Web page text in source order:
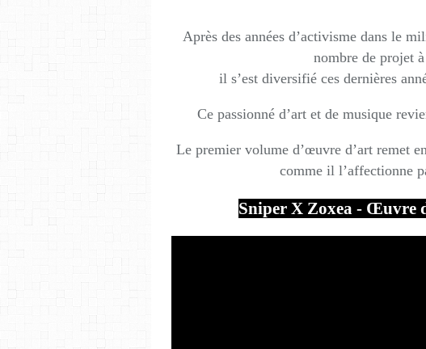
Après des années d’activisme dans le
nombre de projet
il s’est diversifié ces dernières
Ce passionné d’art et de musique
Le premier volume d’œuvre d’art remet
comme il l’affectionne
Sniper X Zoxea - Œuvre